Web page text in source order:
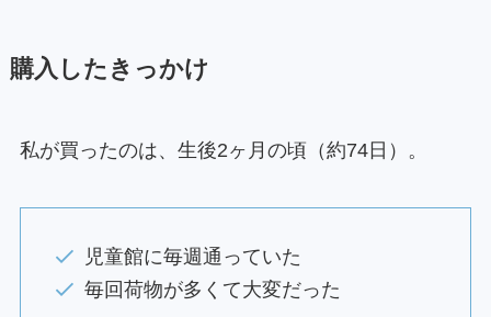
購入したきっかけ
私が買ったのは、生後2ヶ月の頃（約74日）。
児童館に毎週通っていた
毎回荷物が多くて大変だった